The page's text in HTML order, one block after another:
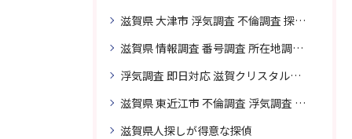
滋賀県 大津市 浮気調査 不倫調査 探偵 探偵事務所 素行調査 企業調査 興信所
滋賀県 情報調査 番号調査 所在地調査 企業調査 探偵事務所
浮気調査 即日対応 滋賀クリスタル探偵事務所
滋賀県 東近江市 不倫調査 浮気調査 探偵 探偵事務所 無料相談 調査料金
滋賀県人探しが得意な探偵